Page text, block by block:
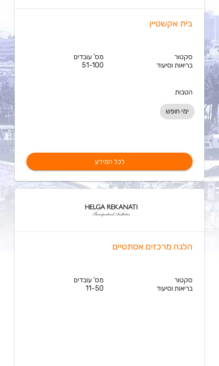
בית אקשטיין
סקטור
בריאות וסיעוד
מס' עובדים
51-100
הטבות
ימי חופש
לכל המידע
הלגה מרכזים אסתטיים
סקטור
בריאות וסיעוד
מס' עובדים
11-50